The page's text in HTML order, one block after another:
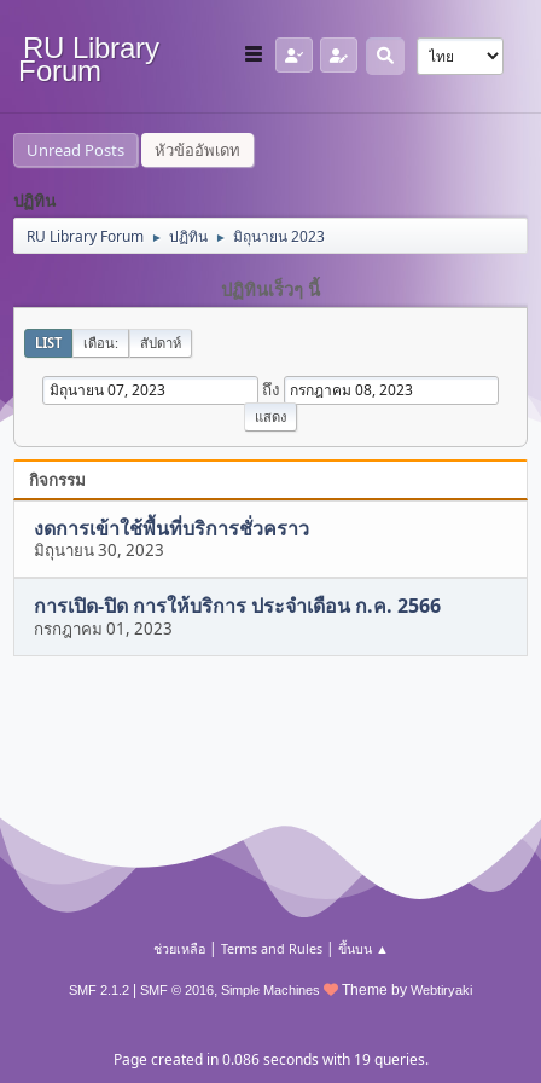
RU Library
Forum
Unread Posts หัวข้ออัพเดท
ปฏิทิน
RU Library Forum ► ปฏิทิน ► มิถุนายน 2023
ปฏิทินเร็วๆ นี้
LIST เดือน: สัปดาห์
ถึง
กิจกรรม
งดการเข้าใช้พื้นที่บริการชั่วคราว
มิถุนายน 30, 2023
การเปิด-ปิด การให้บริการ ประจำเดือน ก.ค. 2566
กรกฎาคม 01, 2023
ช่วยเหลือ| Terms and Rules| ขึ้นบน ▲
SMF 2.1.2 SMF © 2016, Simple Machines Theme by Webtiryaki
Page created in 0.086 seconds with 19 queries.